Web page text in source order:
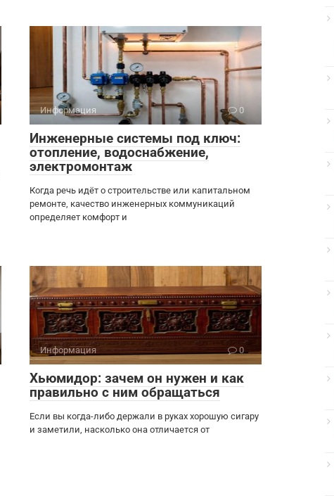
Информация 0
Инженерные системы под ключ:
отопление, водоснабжение,
электромонтаж
Когда речь идёт о строительстве или капитальном
ремонте, качество инженерных коммуникаций
определяет комфорт и
Информация 0
Хьюмидор: зачем он нужен и как
правильно с ним обращаться
Если вы когда-либо держали в руках хорошую сигару
и заметили, насколько она отличается от